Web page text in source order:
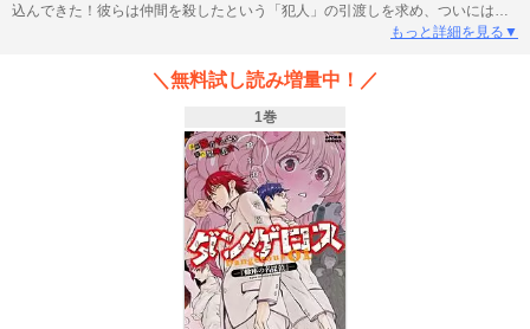
込んできた！彼らは仲間を殺したという「犯人」の引渡しを求め、ついには一
般生徒たちへの虐殺を開始する…。大人気『ダンゲロス』シリーズ、コミカラ
もっと詳細を見る▼
＼無料試し読み増量中！／
1巻